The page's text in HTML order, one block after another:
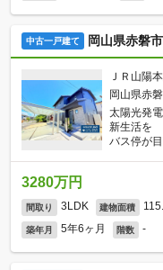
中古一戸建て 岡山県赤磐
ＪＲ山陽
岡山県赤
太陽光発
新生活を
バス停が
3280万円
間取り 3LDK 建物面積
築年月 5年6ヶ月 階数 -